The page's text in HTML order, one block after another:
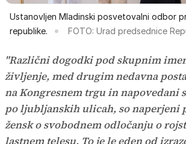
Ustanovljen Mladinski posvetovalni odbor
republike.
FOTO: Urad predsednice
"Različni dogodki pod skupnim
življenje, med drugim nedavna
na Kongresnem trgu in napovedani
po ljubljanskih ulicah, so naperjeni
žensk o svobodnem odločanju o
lastnem telesu. To je le eden od